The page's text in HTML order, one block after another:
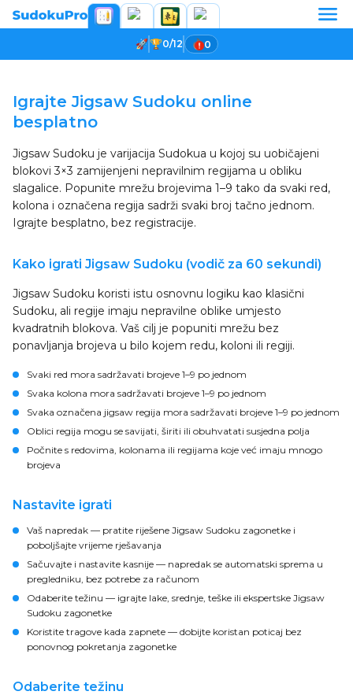
0/12 0
Igrajte Jigsaw Sudoku online
besplatno
Jigsaw Sudoku je varijacija Sudokua u kojoj su uobičajeni
blokovi 3×3 zamijenjeni nepravilnim regijama u obliku
slagalice. Popunite mrežu brojevima 1–9 tako da svaki red,
kolona i označena regija sadrži svaki broj tačno jednom.
Igrajte besplatno, bez registracije.
Kako igrati Jigsaw Sudoku (vodič za 60 sekundi)
Jigsaw Sudoku koristi istu osnovnu logiku kao klasični
Sudoku, ali regije imaju nepravilne oblike umjesto
kvadratnih blokova. Vaš cilj je popuniti mrežu bez
ponavljanja brojeva u bilo kojem redu, koloni ili regiji.
Svaki red mora sadržavati brojeve 1–9 po jednom
Svaka kolona mora sadržavati brojeve 1–9 po jednom
Svaka označena jigsaw regija mora sadržavati brojeve 1–9 po jednom
Oblici regija mogu se savijati, širiti ili obuhvatati susjedna polja
Počnite s redovima, kolonama ili regijama koje već imaju mnogo
brojeva
Nastavite igrati
Vaš napredak — pratite riješene Jigsaw Sudoku zagonetke i
poboljšajte vrijeme rješavanja
Sačuvajte i nastavite kasnije — napredak se automatski sprema u
pregledniku, bez potrebe za računom
Odaberite težinu — igrajte lake, srednje, teške ili ekspertske Jigsaw
Sudoku zagonetke
Koristite tragove kada zapnete — dobijte koristan poticaj bez
ponovnog pokretanja zagonetke
Odaberite težinu